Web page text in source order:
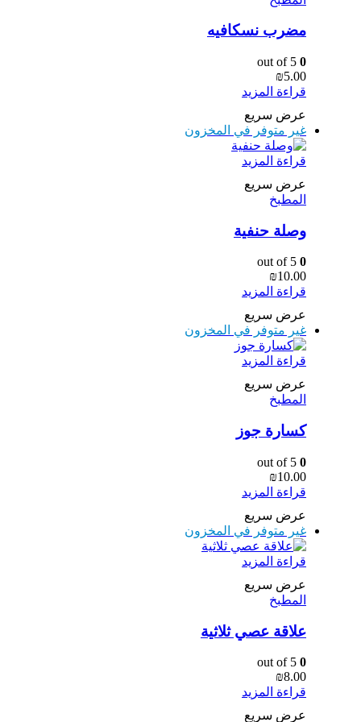
مضرب نسكافيه
0
₪5.00
قراءة المزيد
عرض سريع
غير متوفر في المخزون
قراءة المزيد
عرض سريع
المطبخ
وصلة حنفية
0
₪10.00
قراءة المزيد
عرض سريع
غير متوفر في المخزون
قراءة المزيد
عرض سريع
المطبخ
كسارة جوز
0
₪10.00
قراءة المزيد
عرض سريع
غير متوفر في المخزون
قراءة المزيد
عرض سريع
المطبخ
علاقة عصي ثلاثية
0
₪8.00
قراءة المزيد
عرض سريع